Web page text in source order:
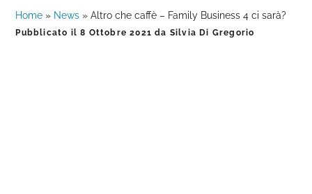
Home » News »Altro che caffè – Family Business 4 ci sarà?
Pubblicato il8 Ottobre 2021 da Silvia Di Gregorio